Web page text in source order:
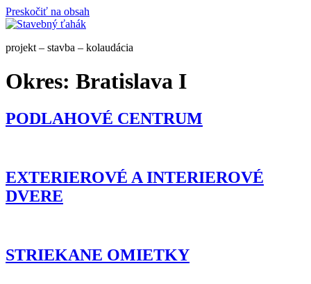
Preskočiť na obsah
projekt – stavba – kolaudácia
Okres: Bratislava I
PODLAHOVÉ CENTRUM
EXTERIEROVÉ A INTERIEROVÉ
DVERE
STRIEKANE OMIETKY